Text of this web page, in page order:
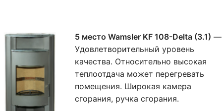
5 место Wamsler KF 108-Delta (3.1) —
Удовлетворительный уровень
качества. Относительно высокая
теплоотдача может перегревать
помещения. Широкая камера
сгорания, ручка сгорания.